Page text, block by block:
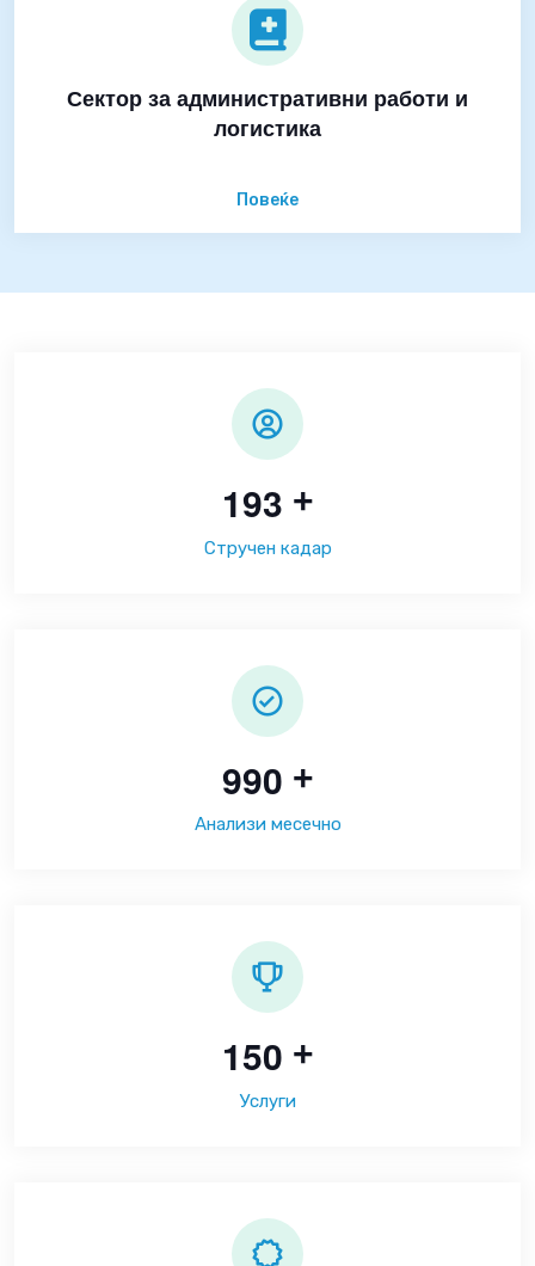
Сектор за административни работи и
логистика
Повеќе
193 +
Стручен кадар
990 +
Анализи месечно
150 +
Услуги